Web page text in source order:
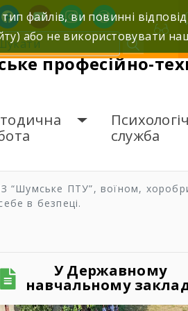
youtubeinstagramwordpress
професійно-
служба
“Шумське ПТУ”, воїном,
в безпеці.
У Державному
навчальному
«Шумське
файлів, ви повинні
або не використовувати